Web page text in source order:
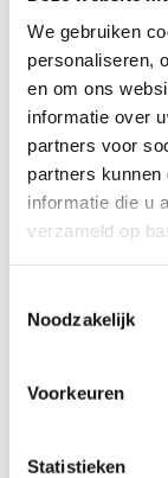
We gebruiken
personaliseren,
en om ons
informatie over
partners voor
partners
informatie die u
verzameld op
Noodzakelijk
Voorkeuren
Statistieken
Wat vond
Jouw
te brengen en
fijnste plekken.
In onze
oprecht nuttige
onze richtlijnen
om kleine
inhoud ervan te
en leesbaarheid
Voor meer